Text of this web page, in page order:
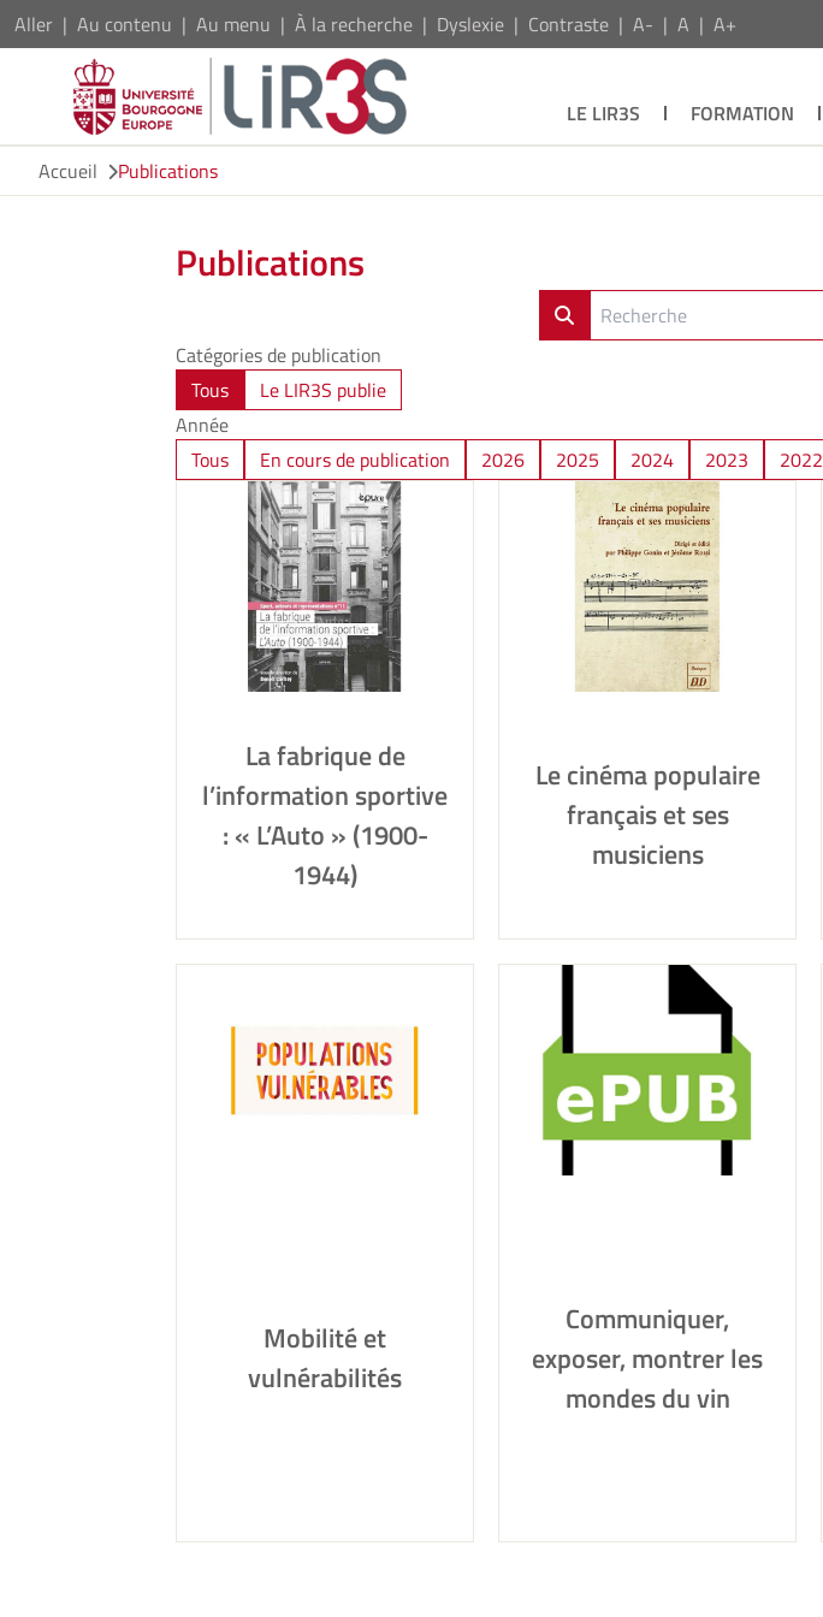
Aller Au contenu Au menu À la recherche Dyslexie Contraste A- A A+
LE LIR3S FORMATION
Accueil
Publications
Publications
Catégories de publication
Tous
Le LIR3S publie
Année
Tous
En cours de publication 2026 2025 2024 2023 2022
La fabrique de
l’information sportive
: « L’Auto » (1900-
1944)
Le cinéma populaire
français et ses
musiciens
Mobilité et
vulnérabilités
Communiquer,
exposer, montrer les
mondes du vin